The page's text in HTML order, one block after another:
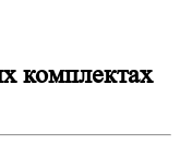
комплектах